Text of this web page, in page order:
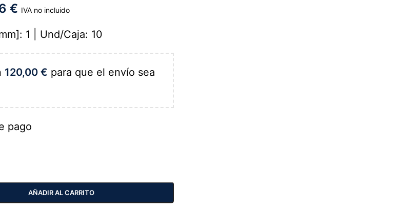
€ IVA no incluido
1 | Und/Caja: 10
120,00€ para que el envío sea
AÑADIR AL CARRITO